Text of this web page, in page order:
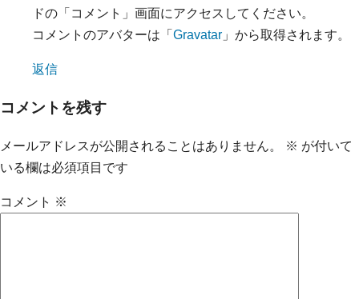
ドの「コメント」画面にアクセスしてください。
コメントのアバターは「 Gravatar 」から取得されます。
返信
コメントを残す
メールアドレスが公開されることはありません。 ※ が付いて
いる欄は必須項目です
コメント ※